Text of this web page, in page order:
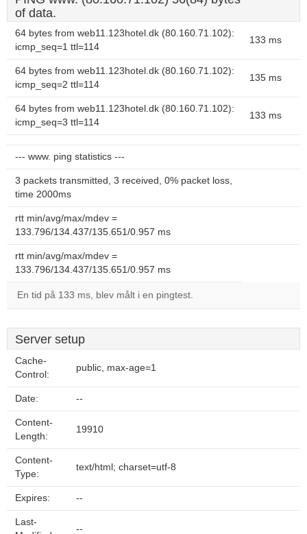
of data.
64 bytes from web11.123hotel.dk (80.160.71.102):
icmp_seq=1 ttl=114
133 ms
64 bytes from web11.123hotel.dk (80.160.71.102):
icmp_seq=2 ttl=114
135 ms
64 bytes from web11.123hotel.dk (80.160.71.102):
icmp_seq=3 ttl=114
133 ms
--- www. ping statistics ---
3 packets transmitted, 3 received, 0% packet loss,
time 2000ms
rtt min/avg/max/mdev =
133.796/134.437/135.651/0.957 ms
rtt min/avg/max/mdev =
133.796/134.437/135.651/0.957 ms
En tid på 133 ms, blev målt i en pingtest.
Server setup
Cache-
Control:
public, max-age=1
Date: --
Content-
Length:
19910
Content-
Type:
text/html; charset=utf-8
Expires: --
Last-
--